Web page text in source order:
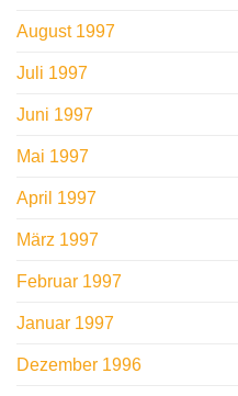
August 1997
Juli 1997
Juni 1997
Mai 1997
April 1997
März 1997
Februar 1997
Januar 1997
Dezember 1996